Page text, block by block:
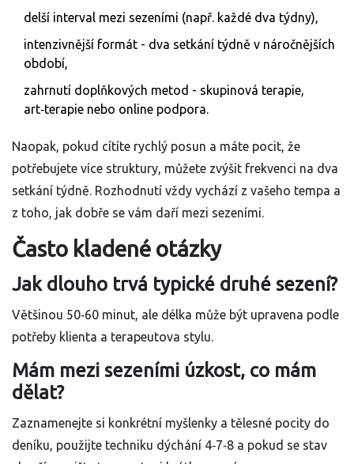
delší interval mezi sezeními (např. každé dva týdny),
intenzivnější formát - dva setkání týdně v náročnějších
období,
zahrnutí doplňkových metod - skupinová terapie,
art‑terapie nebo online podpora.
Naopak, pokud cítíte rychlý posun a máte pocit, že
potřebujete více struktury, můžete zvýšit frekvenci na dva
setkání týdně. Rozhodnutí vždy vychází z vašeho tempa a
z toho, jak dobře se vám daří mezi sezeními.
Často kladené otázky
Jak dlouho trvá typické druhé sezení?
Většinou 50‑60 minut, ale délka může být upravena podle
potřeby klienta a terapeutova stylu.
Mám mezi sezeními úzkost, co mám
dělat?
Zaznamenejte si konkrétní myšlenky a tělesné pocity do
deníku, použijte techniku dýchání 4‑7‑8 a pokud se stav